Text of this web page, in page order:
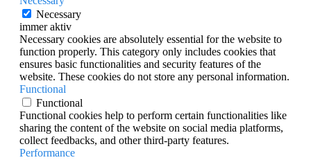
Necessary
immer aktiv
Necessary cookies are absolutely essential for the website to
function properly. This category only includes cookies that
ensures basic functionalities and security features of the
website. These cookies do not store any personal information.
Functional
Functional
Functional cookies help to perform certain functionalities like
sharing the content of the website on social media platforms,
collect feedbacks, and other third-party features.
Performance